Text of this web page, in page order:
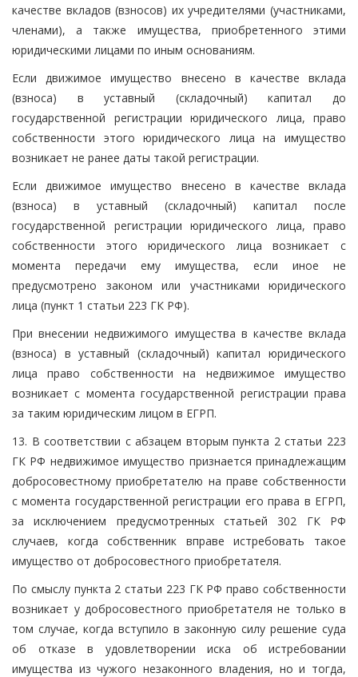
качестве вкладов (взносов) их учредителями (участниками,
членами), а также имущества, приобретенного этими
юридическими лицами по иным основаниям.
Если движимое имущество внесено в качестве вклада
(взноса) в уставный (складочный) капитал до
государственной регистрации юридического лица, право
собственности этого юридического лица на имущество
возникает не ранее даты такой регистрации.
Если движимое имущество внесено в качестве вклада
(взноса) в уставный (складочный) капитал после
государственной регистрации юридического лица, право
собственности этого юридического лица возникает с
момента передачи ему имущества, если иное не
предусмотрено законом или участниками юридического
лица (пункт 1 статьи 223 ГК РФ).
При внесении недвижимого имущества в качестве вклада
(взноса) в уставный (складочный) капитал юридического
лица право собственности на недвижимое имущество
возникает с момента государственной регистрации права
за таким юридическим лицом в ЕГРП.
13. В соответствии с абзацем вторым пункта 2 статьи 223
ГК РФ недвижимое имущество признается принадлежащим
добросовестному приобретателю на праве собственности
с момента государственной регистрации его права в ЕГРП,
за исключением предусмотренных статьей 302 ГК РФ
случаев, когда собственник вправе истребовать такое
имущество от добросовестного приобретателя.
По смыслу пункта 2 статьи 223 ГК РФ право собственности
возникает у добросовестного приобретателя не только в
том случае, когда вступило в законную силу решение суда
об отказе в удовлетворении иска об истребовании
имущества из чужого незаконного владения, но и тогда,